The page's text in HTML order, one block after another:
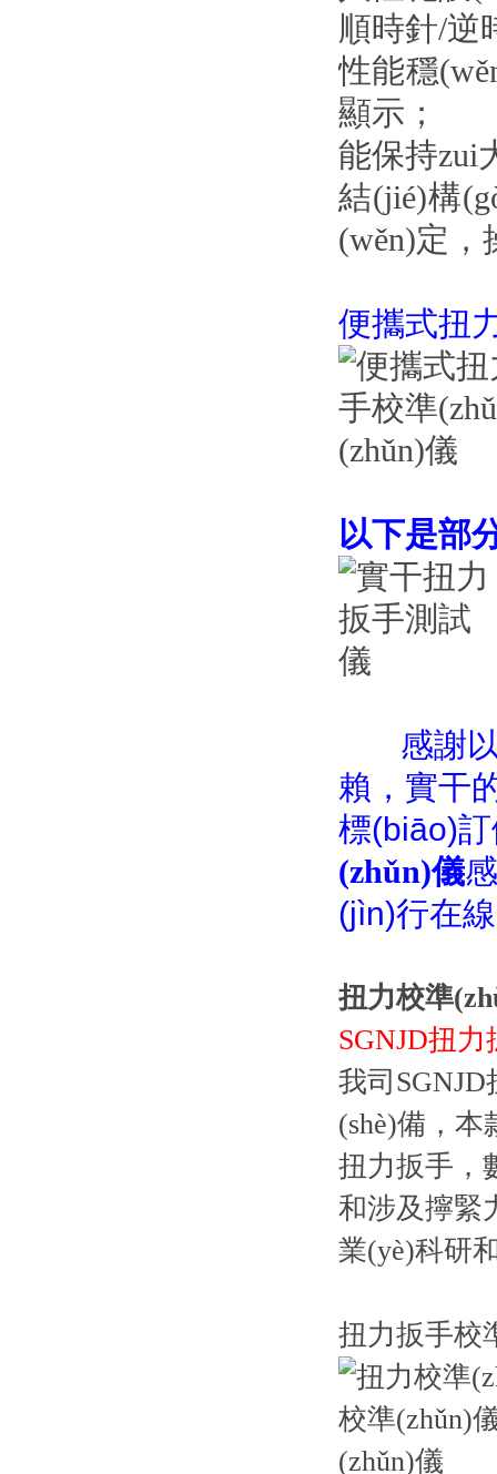
順時針/逆時
性能穩
顯示；
能保持zui
結(jié)構
(wěn)定，
便攜式扭
以下是部
感謝以
賴，實干
標(biāo)訂
(zhǔn)儀
(jìn)行在線
扭力校準
SGNJD扭
我司SGNJD
(shè)備，
扭力扳手
和涉及擰緊
業(yè)科研
扭力扳手校